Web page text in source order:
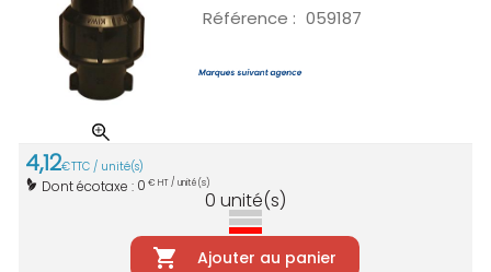
Référence : 059187
4,12€TTC / unité(s)
Dont écotaxe : 0 € HT / unité(s)
0 unité(s)
Ajouter au panier